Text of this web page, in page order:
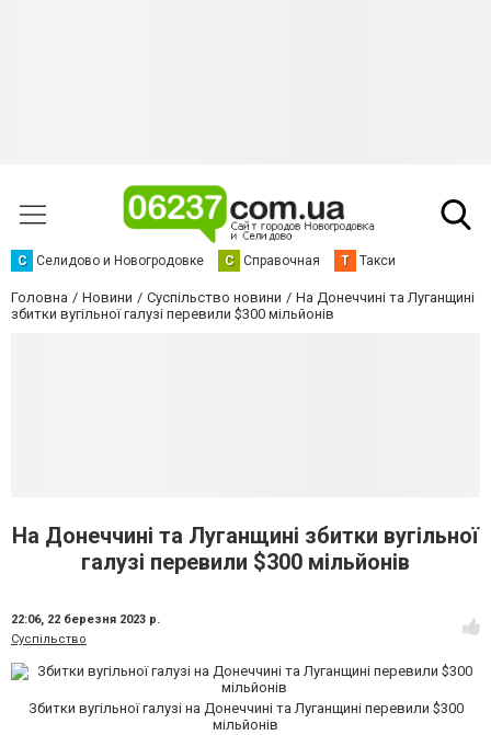
С Селидово и Новогродовке С Справочная Т Такси
Головна Новини Суспільство новини
На Донеччині та Луганщині
збитки вугільної галузі перевили $300 мільйонів
На Донеччині та Луганщині збитки вугільної
галузі перевили $300 мільйонів
22:06, 22 березня 2023 р.
Суспільство
Збитки вугільної галузі на Донеччині та Луганщині перевили $300
мільйонів